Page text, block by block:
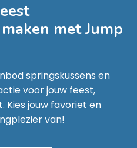
metJump
springskussens en
voor jouw feest,
jouw favoriet en
van!